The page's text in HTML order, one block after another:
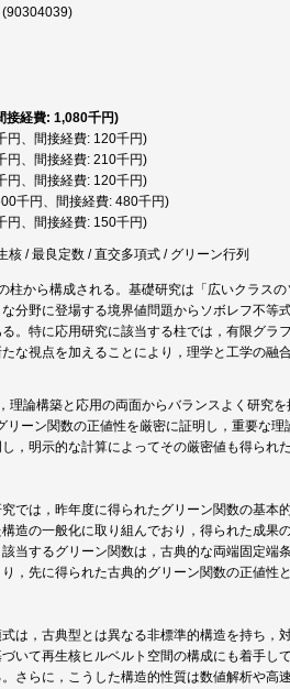
(90304039)
接経費: 1,080千円)
円、間接経費: 120千円)
円、間接経費: 210千円)
円、間接経費: 120千円)
千円、間接経費: 480千円)
円、間接経費: 150千円)
核 / 最良定数 / 直交多項式 / グリーン行列
柱から構成される。基礎研究は「広いクラス
分野に登場する境界値問題からソボレフ不
。特に応用研究に該当する柱では，有限グラ
な視点を加えることにより，理学と工学の
理論構築と応用の両面からバランスよく研究
リーン関数の正値性を厳密に証明し，重要な
，明示的な計算によってその厳密値も得られ
では，昨年度に得られたグリーン関数の基
造の一般化に取り組んでおり，得られた成
当するグリーン関数は，古典的な両端固定
，先に得られた古典的グリーン関数の正値
は，古典型とは異なる非標準的構造を持ち
いて再生核ヒルベルト空間の構成にも着手し
さらに，こうした構造的性質は数値解析や